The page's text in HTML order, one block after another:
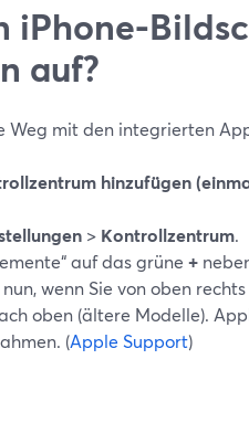
iPhone-
auf?
Weg mit den integrierten
hinzufügen
> Kontrollzentrum.
auf das grüne +
wenn Sie von oben
oben (ältere Modelle).
(Apple Support)